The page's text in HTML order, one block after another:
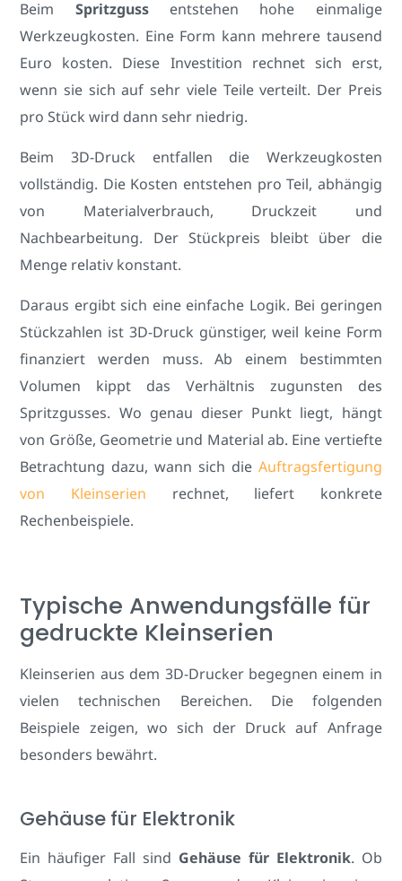
Beim Spritzgussentstehen hohe einmalige
Werkzeugkosten. Eine Form kann mehrere tausend
Euro kosten. Diese Investition rechnet sich erst,
wenn sie sich auf sehr viele Teile verteilt. Der Preis
pro Stück wird dann sehr niedrig.
Beim 3D-Druck entfallen die Werkzeugkosten
vollständig. Die Kosten entstehen pro Teil, abhängig
von Materialverbrauch, Druckzeit und
Nachbearbeitung. Der Stückpreis bleibt über die
Menge relativ konstant.
Daraus ergibt sich eine einfache Logik. Bei geringen
Stückzahlen ist 3D-Druck günstiger, weil keine Form
finanziert werden muss. Ab einem bestimmten
Volumen kippt das Verhältnis zugunsten des
Spritzgusses. Wo genau dieser Punkt liegt, hängt
von Größe, Geometrie und Material ab. Eine vertiefte
Betrachtung dazu, wann sich die Auftragsfertigung
von Kleinserien rechnet, liefert konkrete
Rechenbeispiele.
Typische Anwendungsfälle für
gedruckte Kleinserien
Kleinserien aus dem 3D-Drucker begegnen einem in
vielen technischen Bereichen. Die folgenden
Beispiele zeigen, wo sich der Druck auf Anfrage
besonders bewährt.
Gehäuse für Elektronik
Ein häufiger Fall sind Gehäuse für Elektronik. Ob